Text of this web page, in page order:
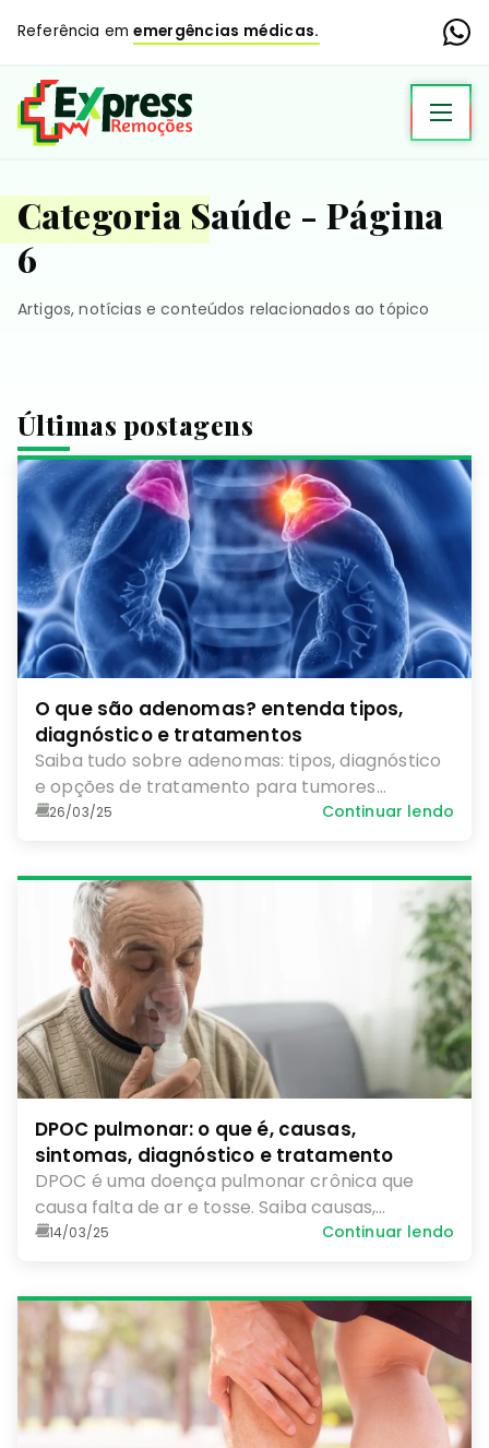
Referência ememergências médicas.
Categoria Saúde - Página
6
Artigos, notícias e conteúdos relacionados ao tópico
Últimas postagens
O que são adenomas? entenda tipos,
diagnóstico e tratamentos
Saiba tudo sobre adenomas: tipos, diagnóstico
e opções de tratamento para tumores
benignos em diferentes órgãos do corpo.
26/03/25 Continuar lendo
DPOC pulmonar: o que é, causas,
sintomas, diagnóstico e tratamento
DPOC é uma doença pulmonar crônica que
causa falta de ar e tosse. Saiba causas,
sintomas, tratamento e como prevenir.
14/03/25 Continuar lendo